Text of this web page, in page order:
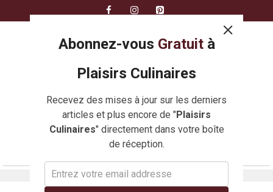
to
Abonnez-vous Gratuit à
Plaisirs Culinaires
Recevez des mises à jour sur les derniers
articles et plus encore de "Plaisirs
Culinaires" directement dans votre boîte
de réception.